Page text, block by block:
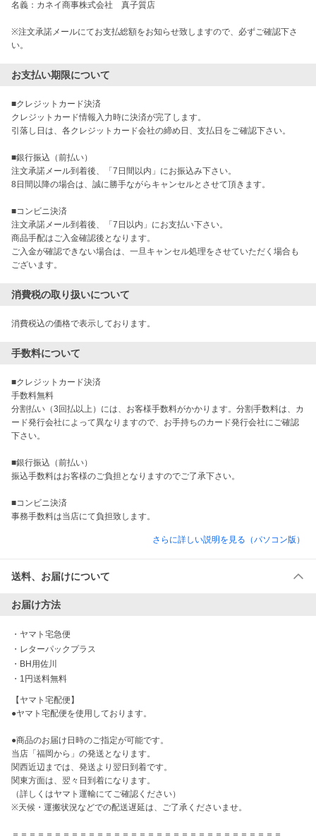
名義：カネイ商事株式会社 真子質店
※注文承諾メールにてお支払総額をお知らせ致しますので、必ずご確認下さ
い。
お支払い期限について
■クレジットカード決済
クレジットカード情報入力時に決済が完了します。
引落し日は、各クレジットカード会社の締め日、支払日をご確認下さい。
■銀行振込（前払い）
注文承諾メール到着後、「7日間以内」にお振込み下さい。
8日間以降の場合は、誠に勝手ながらキャンセルとさせて頂きます。
■コンビニ決済
注文承諾メール到着後、「7日以内」にお支払い下さい。
商品手配はご入金確認後となります。
ご入金が確認できない場合は、一旦キャンセル処理をさせていただく場合も
消費税の取り扱いについて
消費税込の価格で表示しております。
手数料について
■クレジットカード決済
手数料無料
分割払い（3回払以上）には、お客様手数料がかかります。分割手数料は、カ
ード発行会社によって異なりますので、お手持ちのカード発行会社にご確認
下さい。
■銀行振込（前払い）
振込手数料はお客様のご負担となりますのでご了承下さい。
■コンビニ決済
事務手数料は当店にて負担致します。
さらに詳しい説明を見る（パソコン版）
送料、お届けについて
お届け方法
・ ヤマト宅急便
・ レターパックプラス
・ BH用佐川
・ 1円送料無料
【ヤマト宅配便】
●ヤマト宅配便を使用しております。
●商品のお届け日時のご指定が可能です。
当店「福岡から」の発送となります。
関西近辺までは、発送より翌日到着です。
関東方面は、翌々日到着になります。
（詳しくはヤマト運輸にてご確認ください）
※天候・運搬状況などでの配送遅延は、ご了承くださいませ。
＝＝＝＝＝＝＝＝＝＝＝＝＝＝＝＝＝＝＝＝＝＝＝＝＝＝＝＝＝＝＝＝